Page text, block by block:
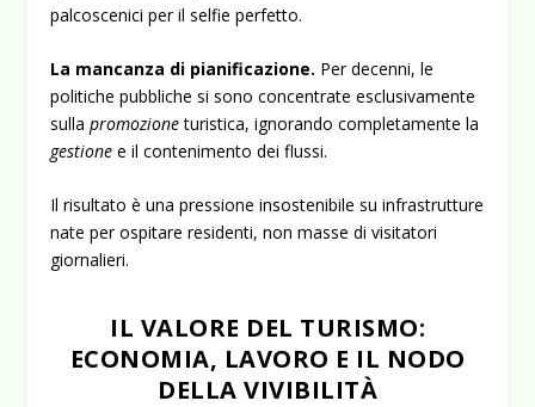
palcoscenici per il selfie perfetto.
La mancanza di pianificazione. Per decenni, le
politiche pubbliche si sono concentrate esclusivamente
sullapromozioneturistica, ignorando completamente la
gestione e il contenimento dei flussi.
Il risultato è una pressione insostenibile su infrastrutture
nate per ospitare residenti, non masse di visitatori
giornalieri.
IL VALORE DEL TURISMO:
ECONOMIA, LAVORO E IL NODO
DELLA VIVIBILITÀ